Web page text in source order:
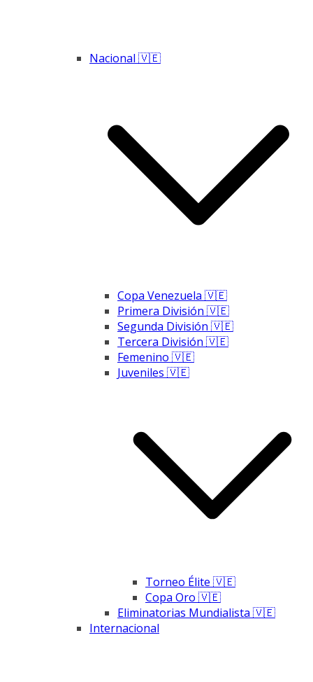
Nacional 🇻🇪
Copa Venezuela 🇻🇪
Primera División 🇻🇪
Segunda División 🇻🇪
Tercera División 🇻🇪
Femenino 🇻🇪
Juveniles 🇻🇪
Torneo Élite 🇻🇪
Copa Oro 🇻🇪
Eliminatorias Mundialista 🇻🇪
Internacional